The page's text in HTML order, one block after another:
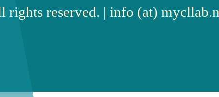
reserved. | info (at)